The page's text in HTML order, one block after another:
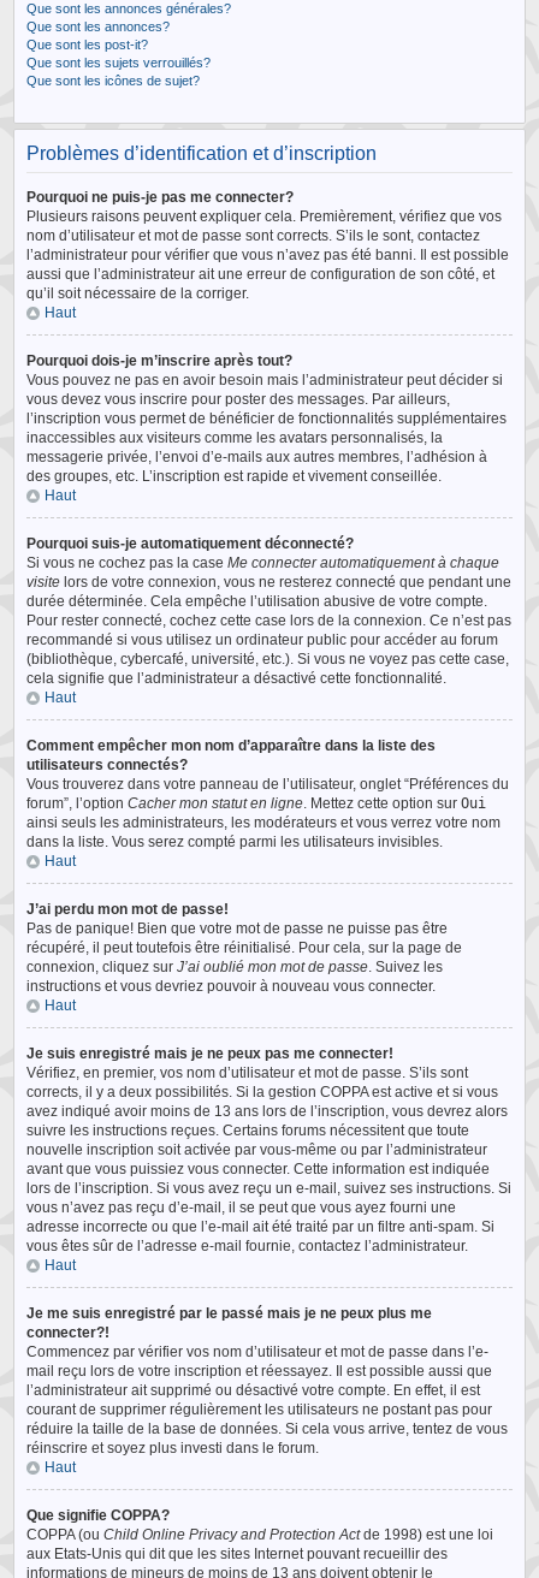
Que sont les annonces générales?
Que sont les annonces?
Que sont les post-it?
Que sont les sujets verrouillés?
Que sont les icônes de sujet?
Problèmes d’identification et d’inscription
Pourquoi ne puis-je pas me connecter?
Plusieurs raisons peuvent expliquer cela. Premièrement, vérifiez que vos
nom d’utilisateur et mot de passe sont corrects. S’ils le sont, contactez
l’administrateur pour vérifier que vous n’avez pas été banni. Il est possible
aussi que l’administrateur ait une erreur de configuration de son côté, et
qu’il soit nécessaire de la corriger.
Haut
Pourquoi dois-je m’inscrire après tout?
Vous pouvez ne pas en avoir besoin mais l’administrateur peut décider si
vous devez vous inscrire pour poster des messages. Par ailleurs,
l’inscription vous permet de bénéficier de fonctionnalités supplémentaires
inaccessibles aux visiteurs comme les avatars personnalisés, la
messagerie privée, l’envoi d’e-mails aux autres membres, l’adhésion à
des groupes, etc. L’inscription est rapide et vivement conseillée.
Haut
Pourquoi suis-je automatiquement déconnecté?
Si vous ne cochez pas la caseMe connecter automatiquement à chaque
visite lors de votre connexion, vous ne resterez connecté que pendant une
durée déterminée. Cela empêche l’utilisation abusive de votre compte.
Pour rester connecté, cochez cette case lors de la connexion. Ce n’est pas
recommandé si vous utilisez un ordinateur public pour accéder au forum
(bibliothèque, cybercafé, université, etc.). Si vous ne voyez pas cette case,
cela signifie que l’administrateur a désactivé cette fonctionnalité.
Haut
Comment empêcher mon nom d’apparaître dans la liste des
utilisateurs connectés?
Vous trouverez dans votre panneau de l’utilisateur, onglet “Préférences du
forum”, l’optionCacher mon statut en ligne. Mettez cette option surOui
ainsi seuls les administrateurs, les modérateurs et vous verrez votre nom
dans la liste. Vous serez compté parmi les utilisateurs invisibles.
Haut
J’ai perdu mon mot de passe!
Pas de panique! Bien que votre mot de passe ne puisse pas être
récupéré, il peut toutefois être réinitialisé. Pour cela, sur la page de
connexion, cliquez surJ’ai oublié mon mot de passe. Suivez les
instructions et vous devriez pouvoir à nouveau vous connecter.
Haut
Je suis enregistré mais je ne peux pas me connecter!
Vérifiez, en premier, vos nom d’utilisateur et mot de passe. S’ils sont
corrects, il y a deux possibilités. Si la gestion COPPA est active et si vous
avez indiqué avoir moins de 13 ans lors de l’inscription, vous devrez alors
suivre les instructions reçues. Certains forums nécessitent que toute
nouvelle inscription soit activée par vous-même ou par l’administrateur
avant que vous puissiez vous connecter. Cette information est indiquée
lors de l’inscription. Si vous avez reçu un e-mail, suivez ses instructions. Si
vous n’avez pas reçu d’e-mail, il se peut que vous ayez fourni une
adresse incorrecte ou que l’e-mail ait été traité par un filtre anti-spam. Si
vous êtes sûr de l’adresse e-mail fournie, contactez l’administrateur.
Haut
Je me suis enregistré par le passé mais je ne peux plus me
connecter?!
Commencez par vérifier vos nom d’utilisateur et mot de passe dans l’e-
mail reçu lors de votre inscription et réessayez. Il est possible aussi que
l’administrateur ait supprimé ou désactivé votre compte. En effet, il est
courant de supprimer régulièrement les utilisateurs ne postant pas pour
réduire la taille de la base de données. Si cela vous arrive, tentez de vous
réinscrire et soyez plus investi dans le forum.
Haut
Que signifie COPPA?
COPPA (ouChild Online Privacy and Protection Actde 1998) est une loi
aux Etats-Unis qui dit que les sites Internet pouvant recueillir des
informations de mineurs de moins de 13 ans doivent obtenir le